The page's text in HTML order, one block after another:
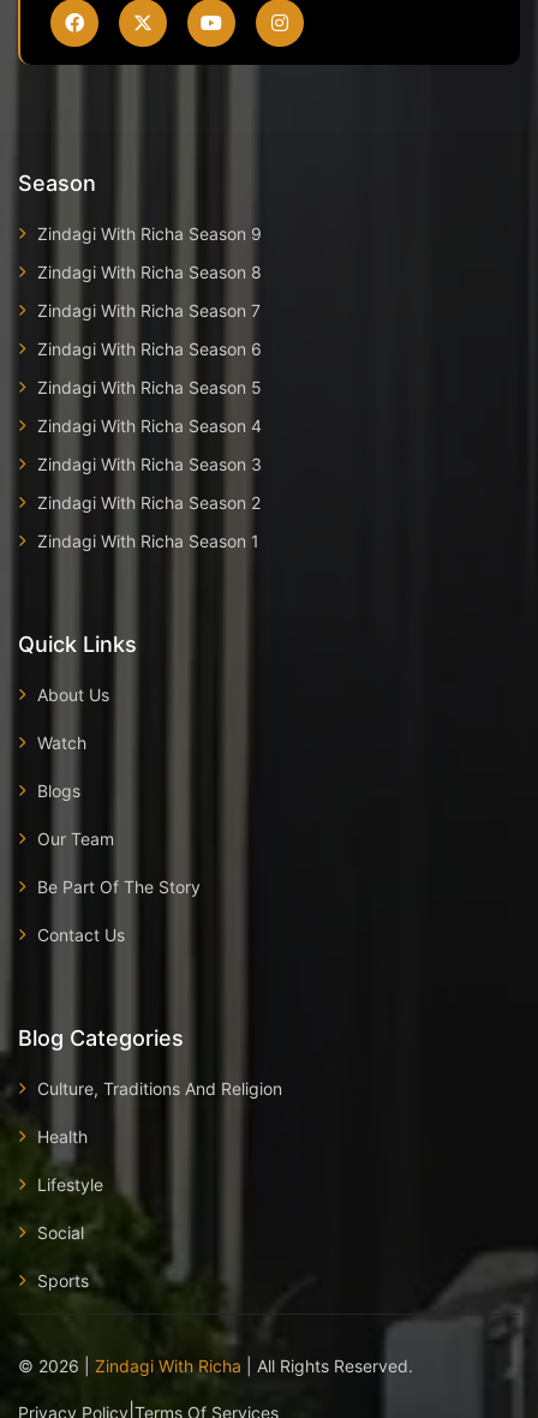
Season
Zindagi With Richa Season 9
Zindagi With Richa Season 8
Zindagi With Richa Season 7
Zindagi With Richa Season 6
Zindagi With Richa Season 5
Zindagi With Richa Season 4
Zindagi With Richa Season 3
Zindagi With Richa Season 2
Zindagi With Richa Season 1
Quick Links
About Us
Watch
Blogs
Our Team
Be Part Of The Story
Contact Us
Blog Categories
Culture, Traditions And Religion
Health
Lifestyle
Social
Sports
© 2026 Zindagi With Richa | All Rights Reserved.
Privacy Policy Terms Of Services